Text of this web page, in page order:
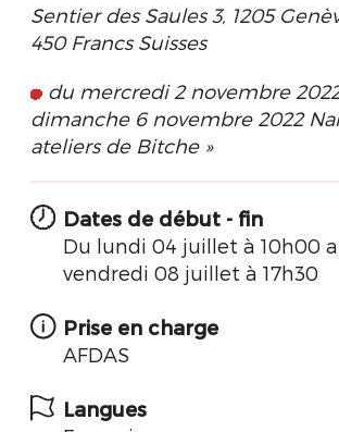
Sentier des Saules 3, 1205
450 Francs Suisses
du mercredi 2 novembre
dimanche 6 novembre 2022
ateliers de Bitche »
Dates de début - fin
Du lundi 04 juillet à 10h00
vendredi 08 juillet à 17h30
Prise en charge
AFDAS
Langues